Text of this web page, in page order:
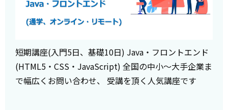
短期講座(入門5日、基礎10日) Java・フロントエンド
(HTML5・CSS・JavaScript) 全国の中小～大手企業ま
で幅広くお問い合わせ、 受講を頂く人気講座です